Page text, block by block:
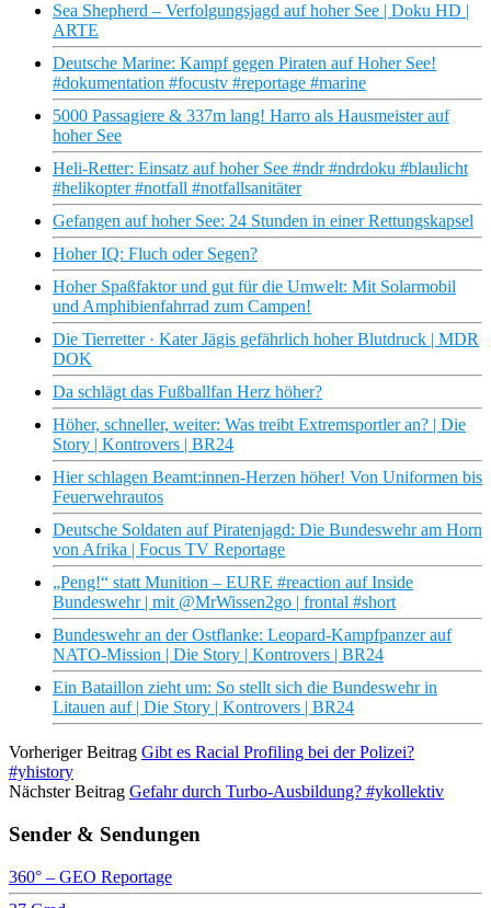
Sea Shepherd – Verfolgungsjagd auf hoher See | Doku HD |
ARTE
Deutsche Marine: Kampf gegen Piraten auf Hoher See!
#dokumentation #focustv #reportage #marine
5000 Passagiere & 337m lang! Harro als Hausmeister auf
hoher See
Heli-Retter: Einsatz auf hoher See #ndr #ndrdoku #blaulicht
#helikopter #notfall #notfallsanitäter
Gefangen auf hoher See: 24 Stunden in einer Rettungskapsel
Hoher IQ: Fluch oder Segen?
Hoher Spaßfaktor und gut für die Umwelt: Mit Solarmobil
und Amphibienfahrrad zum Campen!
Die Tierretter · Kater Jägis gefährlich hoher Blutdruck | MDR
DOK
Da schlägt das Fußballfan Herz höher?
Höher, schneller, weiter: Was treibt Extremsportler an? | Die
Story | Kontrovers | BR24
Hier schlagen Beamt:innen-Herzen höher! Von Uniformen bis
Feuerwehrautos
Deutsche Soldaten auf Piratenjagd: Die Bundeswehr am Horn
von Afrika | Focus TV Reportage
„Peng!“ statt Munition – EURE #reaction auf Inside
Bundeswehr | mit @MrWissen2go | frontal #short
Bundeswehr an der Ostflanke: Leopard-Kampfpanzer auf
NATO-Mission | Die Story | Kontrovers | BR24
Ein Bataillon zieht um: So stellt sich die Bundeswehr in
Litauen auf | Die Story | Kontrovers | BR24
Vorheriger Beitrag Gibt es Racial Profiling bei der Polizei?
#yhistory
Nächster Beitrag Gefahr durch Turbo-Ausbildung? #ykollektiv
Sender & Sendungen
360° – GEO Reportage